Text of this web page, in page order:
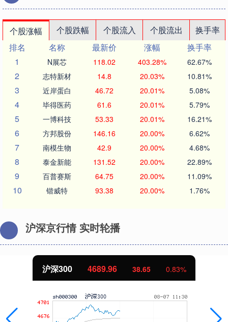
个股涨幅 个股跌幅 个股流入 个股流出
换手率
排名
名称 最新价 涨幅
换手率
1
N展芯 118.02 403.28% 62.67%
2 志特新材 14.8 20.03% 10.81%
3 近岸蛋白 46.72 20.01% 5.08%
4 毕得医药 61.6 20.01% 5.79%
5 一博科技 53.33 20.01% 16.21%
6 方邦股份 146.16 20.00% 6.62%
7 南模生物 42.9 20.00% 4.68%
8 泰金新能 131.52 20.00% 22.89%
9 百普赛斯 64.75 20.00% 11.09%
10 锴威特 93.38 20.00% 1.76%
沪深京行情 实时轮播
沪深300 4689.96 38.65 0.83%